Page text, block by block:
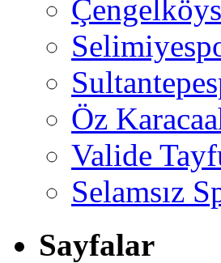
Öz
Valide
Selamsız
Sayfalar